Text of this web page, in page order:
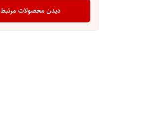
دیدن محصولات مرتبط